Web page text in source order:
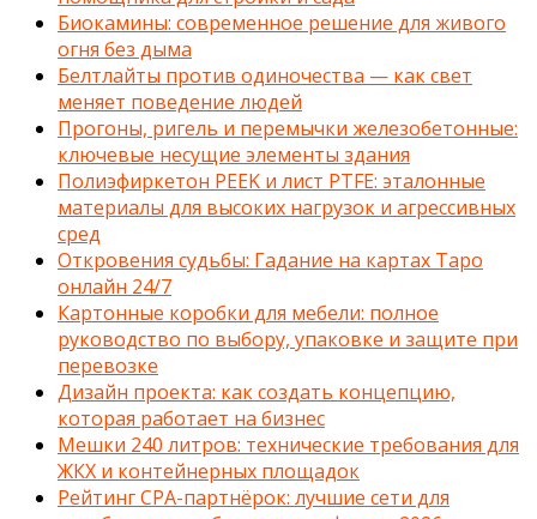
Биокамины: современное решение для живого
огня без дыма
Белтлайты против одиночества — как свет
меняет поведение людей
Прогоны, ригель и перемычки железобетонные:
ключевые несущие элементы здания
Полиэфиркетон PEEK и лист PTFE: эталонные
материалы для высоких нагрузок и агрессивных
сред
Откровения судьбы: Гадание на картах Таро
онлайн 24/7
Картонные коробки для мебели: полное
руководство по выбору, упаковке и защите при
перевозке
Дизайн проекта: как создать концепцию,
которая работает на бизнес
Мешки 240 литров: технические требования для
ЖКХ и контейнерных площадок
Рейтинг CPA-партнёрок: лучшие сети для